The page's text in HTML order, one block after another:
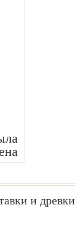
и древки